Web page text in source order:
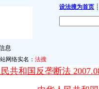
息
设法搜为首页 ┊
网络实名： 法搜
共和国反垄断法